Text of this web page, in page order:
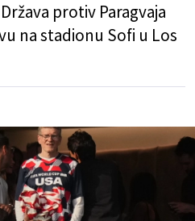
protiv Paragvaja
na stadionu Sofi u Los